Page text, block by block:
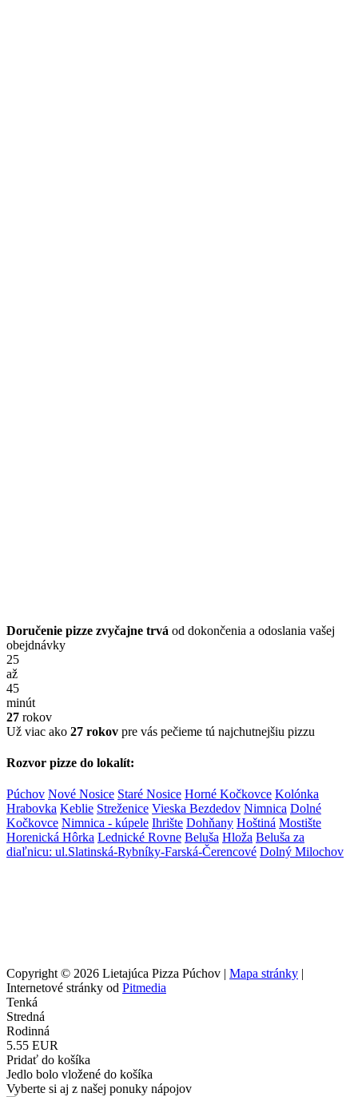
Doručenie pizze zvyčajne trvá od dokončenia a odoslania vašej
obejdnávky
25
až
45
minút
27 rokov
Už viac ako 27 rokov pre vás pečieme tú najchutnejšiu pizzu
Rozvor pizze do lokalít:
Púchov Nové Nosice Staré Nosice Horné Kočkovce Kolónka
Hrabovka Keblie Streženice Vieska Bezdedov Nimnica Dolné
Kočkovce Nimnica - kúpele Ihrište Dohňany Hoštiná Mostište
Horenická Hôrka Lednické Rovne Beluša Hloža Beluša za
diaľnicu: ul.Slatinská-Rybníky-Farská-Čerencové Dolný Milochov
Copyright © 2026 Lietajúca Pizza Púchov | Mapa stránky |
Internetové stránky od Pitmedia
Tenká
Stredná
Rodinná
5.55 EUR
Pridať do košíka
Jedlo bolo vložené do košíka
Vyberte si aj z našej ponuky nápojov